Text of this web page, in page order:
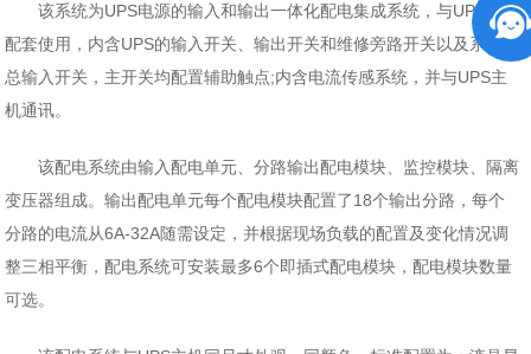
该系统为UPS电源的输入和输出一体化配电集成系统，与UPS主机
配套使用，内含UPS的输入开关、输出开关和维修旁路开关以及系统的
总输入开关，主开关均配置辅助触点;内含电流传感系统，并与UPS主
机通讯。
该配电系统由输入配电单元、分路输出配电模块、监控模块、隔离
变压器组成。输出配电单元每个配电模块配置了18个输出分路，每个
分路的电流从6A-32A随需设定，并根据现场负载的配置及变化情况调
整三相平衡，配电系统可安装最多6个即插式配电模块，配电模块数量
可选。